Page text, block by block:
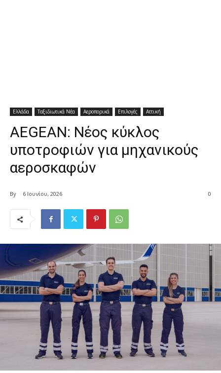
Ελλάδα Ταξιδιωτικά Νέα Αεροπορικά Επιλογές Αττική
AEGEAN: Νέος κύκλος
υποτροφιών για μηχανικούς
αεροσκαφών
By 6 Ιουνίου, 2026 0